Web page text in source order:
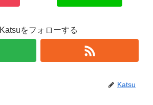
Katsuをフォローする
Katsu